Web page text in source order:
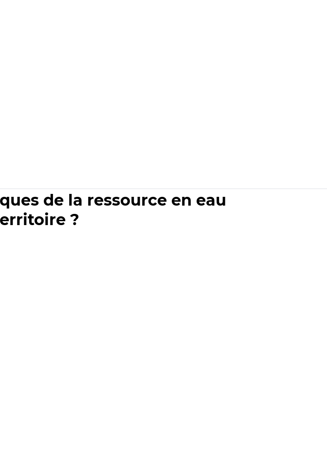
de la ressource en eau
?